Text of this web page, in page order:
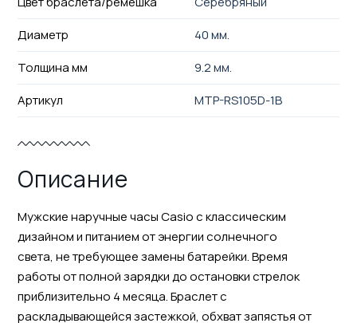
Диаметр
40 мм.
Толщина мм
9.2 мм.
Артикул
MTP-RS105D-1B
Описание
Мужские наручные часы Casio с классическим
дизайном и питанием от энергии солнечного
света, не требующее замены батарейки. Время
работы от полной зарядки до остановки стрелок
приблизительно 4 месяца. Браслет с
раскладывающейся застежкой, обхват запястья от